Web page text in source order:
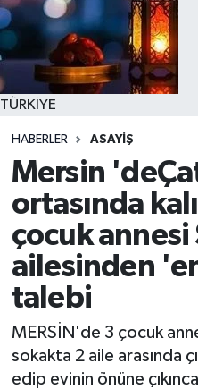
TÜRKİYE
HABERLER ASAYİŞ
Mersin
ortasında
çocuk annesi
ailesinden
talebi
MERSİN'de 3 çocuk
sokakta 2 aile arasında
edip evinin önüne